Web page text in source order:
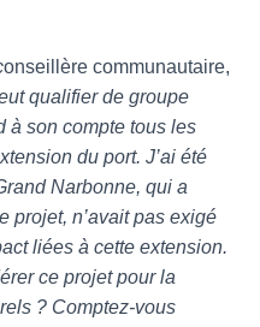
onseillère communautaire,
qualifier de groupe
à son compte tous les
du port. J’ai été
Narbonne, qui a
projet, n’avait pas exigé
liées à cette extension.
ce projet pour la
? Comptez-vous